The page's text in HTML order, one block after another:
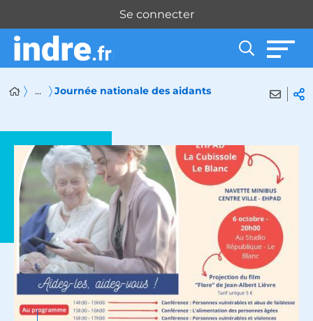
Panneau de gestion des cookies
Se connecter
... Journée nationale des aidants